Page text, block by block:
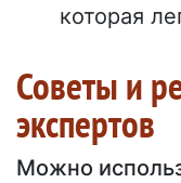
которая
Советы и
экспертов
Можно